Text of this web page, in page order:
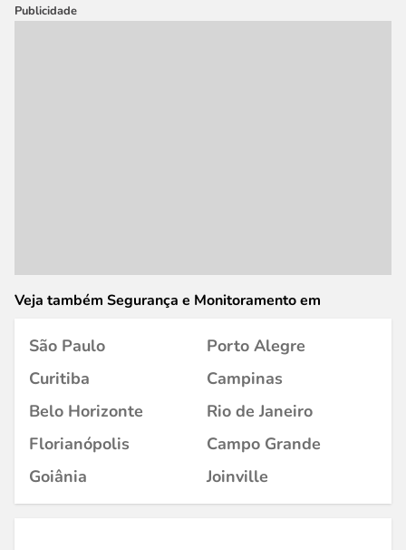
Publicidade
Veja também Segurança e Monitoramento em
São Paulo
Porto Alegre
Curitiba
Campinas
Belo Horizonte
Rio de Janeiro
Florianópolis
Campo Grande
Goiânia
Joinville